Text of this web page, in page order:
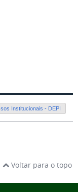
Institucionais - DEPI
Voltar para o topo